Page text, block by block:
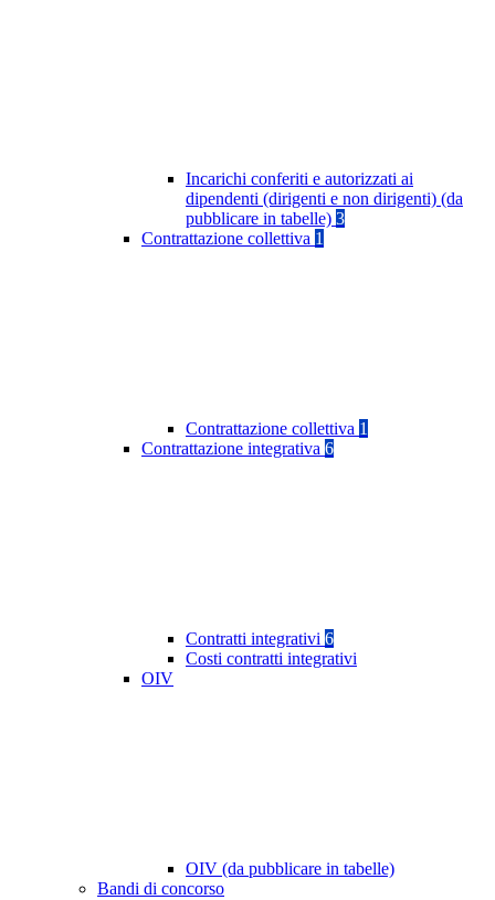
Incarichi conferiti e autorizzati ai
dipendenti (dirigenti e non dirigenti) (da
pubblicare in tabelle) 3
Contrattazione collettiva 1
Contrattazione collettiva 1
Contrattazione integrativa 6
Contratti integrativi 6
Costi contratti integrativi
OIV
OIV (da pubblicare in tabelle)
Bandi di concorso